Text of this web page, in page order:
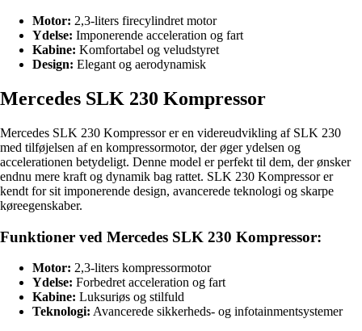
Motor: 2,3-liters firecylindret motor
Ydelse: Imponerende acceleration og fart
Kabine: Komfortabel og veludstyret
Design: Elegant og aerodynamisk
Mercedes SLK 230 Kompressor
Mercedes SLK 230 Kompressor er en videreudvikling af SLK 230
med tilføjelsen af en kompressormotor, der øger ydelsen og
accelerationen betydeligt. Denne model er perfekt til dem, der ønsker
endnu mere kraft og dynamik bag rattet. SLK 230 Kompressor er
kendt for sit imponerende design, avancerede teknologi og skarpe
køreegenskaber.
Funktioner ved Mercedes SLK 230 Kompressor:
Motor: 2,3-liters kompressormotor
Ydelse: Forbedret acceleration og fart
Kabine: Luksuriøs og stilfuld
Teknologi: Avancerede sikkerheds- og infotainmentsystemer